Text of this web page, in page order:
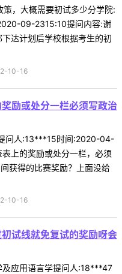
，大概需要初试多少分学院:
09-2315:10提问内容:谢
达计划后学校根据考生的初
10-16
励或处分一栏必须写政治
问人:13***15时间:2020-04-
上的奖励或处分一栏，必须
获得的比赛奖励？上面没给
10-16
试线就免复试的奖励呀会
应用语言学提问人:18***47